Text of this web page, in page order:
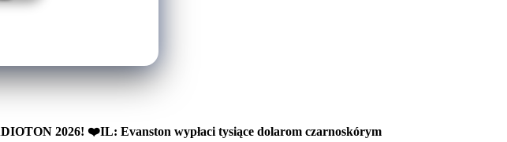
2026! ❤️IL: Evanston wypłaci tysiące dolarom czarnoskórym